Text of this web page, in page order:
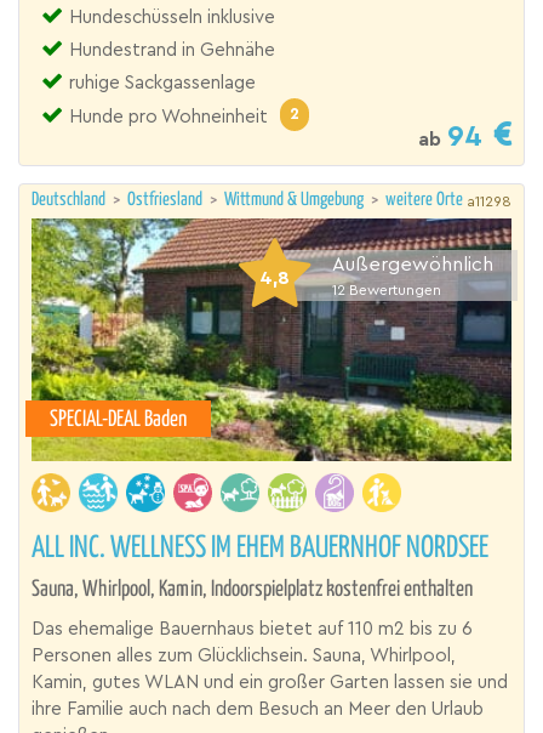
Hundeschüsseln inklusive
Hundestrand in Gehnähe
ruhige Sackgassenlage
Hunde pro Wohneinheit
2
ab 94
Deutschland > Ostfriesland > Wittmund & Umgebung > weitere Orte a11298
4,8
Außergewöhnlich
12 Bewertungen
SPECIAL-DEAL Baden
ALL INC. WELLNESS IM EHEM BAUERNHOF NORDSEE
Sauna, Whirlpool, Kamin, Indoorspielplatz kostenfrei enthalten
Das ehemalige Bauernhaus bietet auf 110 m2 bis zu 6
Personen alles zum Glücklichsein. Sauna, Whirlpool,
Kamin, gutes WLAN und ein großer Garten lassen sie und
ihre Familie auch nach dem Besuch an Meer den Urlaub